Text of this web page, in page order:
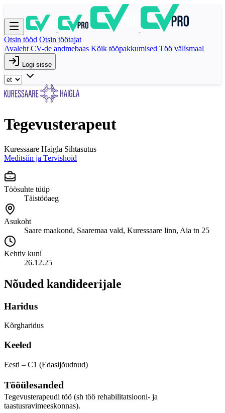
Otsin tööd Otsin töötajat
Avaleht CV-de andmebaas Kõik tööpakkumised Töö välismaal
Logi sisse
Tegevusterapeut
Kuressaare Haigla Sihtasutus
Meditsiin ja Tervishoid
Töösuhte tüüp
Täistööaeg
Asukoht
Saare maakond, Saaremaa vald, Kuressaare linn, Aia tn 25
Kehtiv kuni
26.12.25
Nõuded kandideerijale
Haridus
Kõrgharidus
Keeled
Eesti – C1 (Edasijõudnud)
Tööülesanded
Tegevusterapeudi töö (sh töö rehabilitatsiooni- ja
taastusravimeeskonnas).